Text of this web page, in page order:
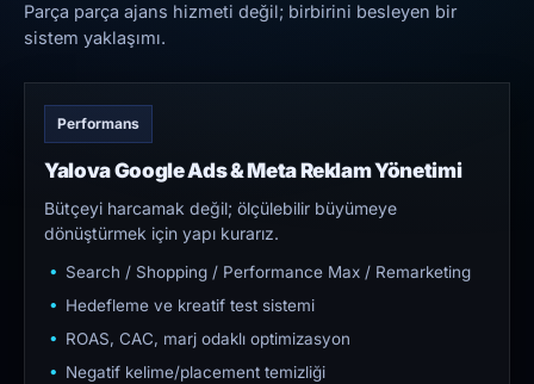
Parça parça ajans hizmeti değil; birbirini besleyen bir
sistem yaklaşımı.
Performans
Yalova Google Ads & Meta Reklam Yönetimi
Bütçeyi harcamak değil; ölçülebilir büyümeye
dönüştürmek için yapı kurarız.
Search / Shopping / Performance Max / Remarketing
Hedefleme ve kreatif test sistemi
ROAS, CAC, marj odaklı optimizasyon
Negatif kelime/placement temizliği